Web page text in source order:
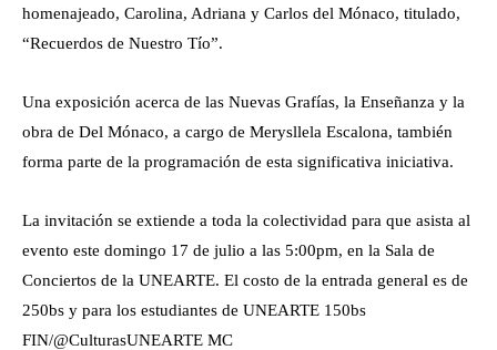
homenajeado, Carolina, Adriana y Carlos del Mónaco, titulado,
“Recuerdos de Nuestro Tío”.
Una exposición acerca de las Nuevas Grafías, la Enseñanza y la
obra de Del Mónaco, a cargo de Merysllela Escalona, también
forma parte de la programación de esta significativa iniciativa.
La invitación se extiende a toda la colectividad para que asista al
evento este domingo 17 de julio a las 5:00pm, en la Sala de
Conciertos de la UNEARTE. El costo de la entrada general es de
250bs y para los estudiantes de UNEARTE 150bs
FIN/@CulturasUNEARTE MC